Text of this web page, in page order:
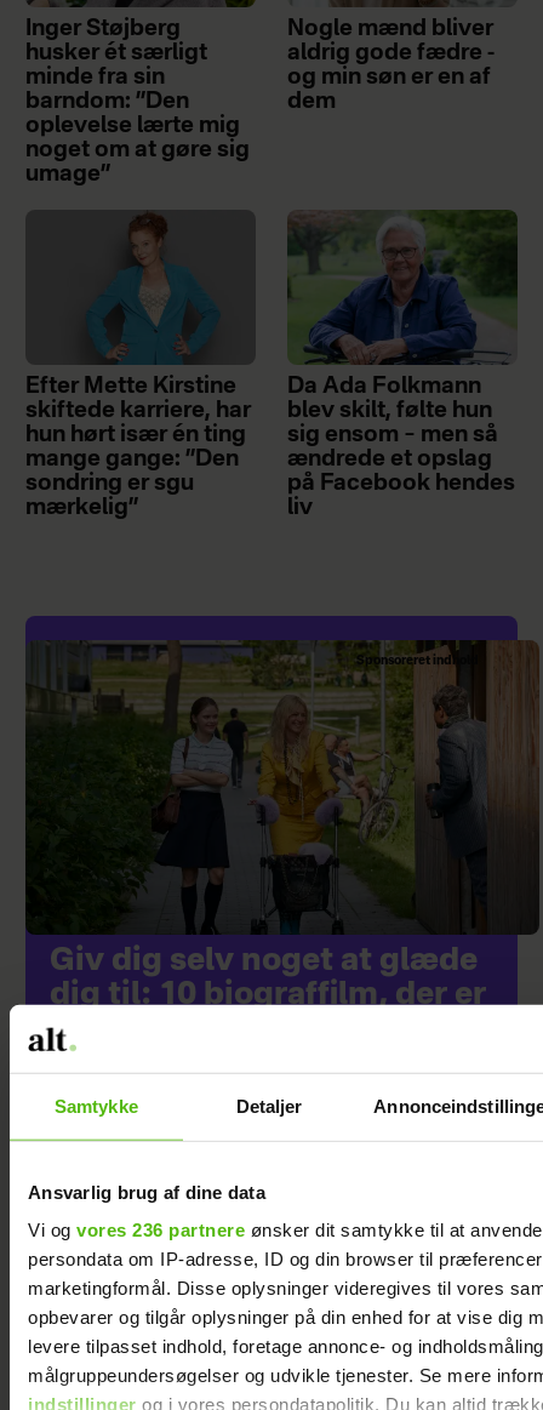
Samtykke Detaljer
Ansvarlig brug af dine data
Vi og vores 236 partnere ønsker dit samtykke til at
persondata om IP-adresse, ID og din browser til
marketingformål. Disse oplysninger videregives til vores
opbevarer og tilgår oplysninger på din enhed for at vise dig
levere tilpasset indhold, foretage annonce- og
målgruppeundersøgelser og udvikle tjenester. Se mere
indstillinger og i vores persondatapolitik. Du kan altid
Inger Støjberg
husker ét særligt
minde fra sin
barndom: ”Den
oplevelse lærte mig
noget om at gøre sig
umage”
Nogle mænd bliver
aldrig gode fædre -
og min søn er en af
dem
Efter Mette Kirstine
skiftede karriere, har
hun hørt især én ting
mange gange: ”Den
sondring er sgu
mærkelig”
Da Ada Folkmann
blev skilt, følte hun
sig ensom – men så
ændrede et opslag
på Facebook hendes
liv
Sponsoreret indhold
Giv dig selv noget at glæde
dig til: 10 biograffilm, der er
værd at sætte kryds ved
At råbe og banke i
bordet var helt
Samira Nawa: ”Det
er fantastisk at